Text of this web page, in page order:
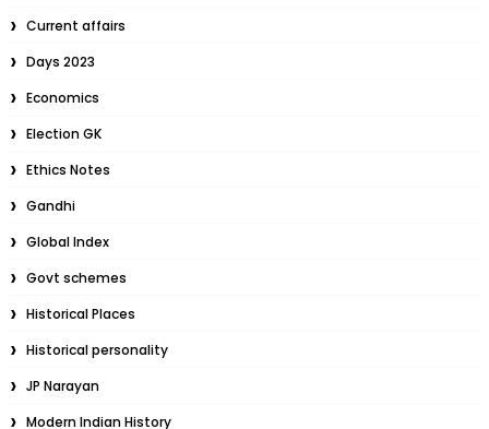
Current affairs
Days 2023
Economics
Election GK
Ethics Notes
Gandhi
Global Index
Govt schemes
Historical Places
Historical personality
JP Narayan
Modern Indian History